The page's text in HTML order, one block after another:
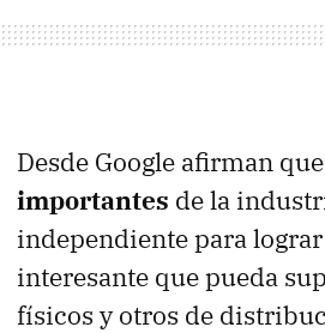
Desde Google afirman
importantes de la
independiente para
interesante que pueda
físicos y otros de